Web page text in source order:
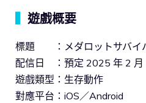
遊戲概要
標題 ：メダロットサバイ
配信日 ：預定 2025 年 2 月
遊戲類型：生存動作
對應平台：iOS／Android